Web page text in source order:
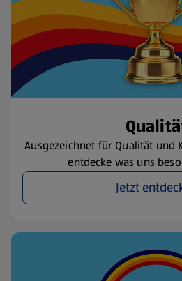
Ausgezeichnet für Qualität und
entdecke was uns
Jetzt